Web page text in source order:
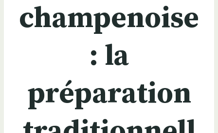
champenoise
: la
préparation